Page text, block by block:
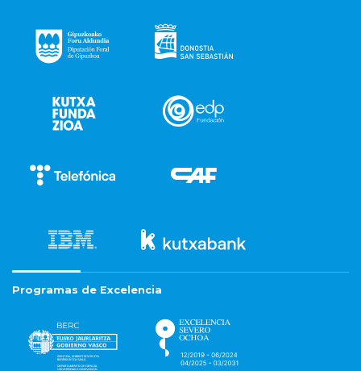
Programas de Excelencia